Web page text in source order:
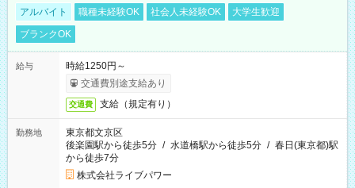
アルバイト 職種未経験OK 社会人未経験OK
大学生歓迎
ブランクOK
給与
時給1250円～
交通費別途支給あり
交通費 支給（規定有り）
勤務地
東京都文京区
後楽園駅から徒歩5分 / 水道橋駅から徒歩5分 / 春日(東京都)駅
から徒歩7分
株式会社ライブパワー